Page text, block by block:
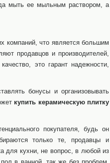
мыть ее мыльным раствором, а
компаний, что является большим
продавцов и производителей,
это гарант надежности,
бонусы и организовывать
купить керамическую плитку
покупателя, будь он
только те, продавцы и
для кухни, не вопрос, в любой из